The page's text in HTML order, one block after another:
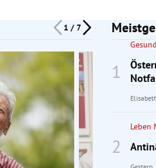
1 / 7
Leben